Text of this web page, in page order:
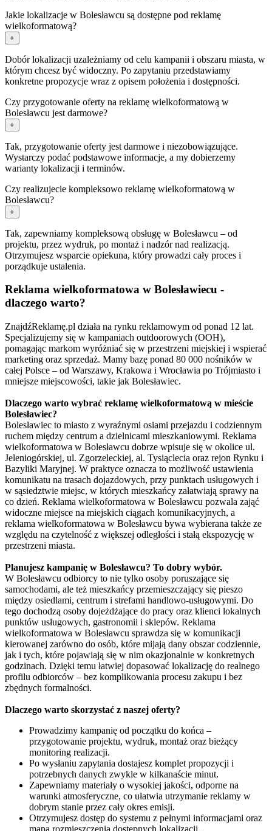
Jakie lokalizacje w Bolesławcu są dostępne pod reklamę
wielkoformatową?
+
Dobór lokalizacji uzależniamy od celu kampanii i obszaru miasta, w
którym chcesz być widoczny. Po zapytaniu przedstawiamy
konkretne propozycje wraz z opisem położenia i dostępności.
Czy przygotowanie oferty na reklamę wielkoformatową w
Bolesławcu jest darmowe?
+
Tak, przygotowanie oferty jest darmowe i niezobowiązujące.
Wystarczy podać podstawowe informacje, a my dobierzemy
warianty lokalizacji i terminów.
Czy realizujecie kompleksowo reklamę wielkoformatową w
Bolesławcu?
+
Tak, zapewniamy kompleksową obsługę w Bolesławcu – od
projektu, przez wydruk, po montaż i nadzór nad realizacją.
Otrzymujesz wsparcie opiekuna, który prowadzi cały proces i
porządkuje ustalenia.
Reklama wielkoformatowa w Bolesławiecu -
dlaczego warto?
ZnajdźReklamę.pl działa na rynku reklamowym od ponad 12 lat.
Specjalizujemy się w kampaniach outdoorowych (OOH),
pomagając markom wyróżniać się w przestrzeni miejskiej i wspierać
marketing oraz sprzedaż. Mamy bazę ponad 80 000 nośników w
całej Polsce – od Warszawy, Krakowa i Wrocławia po Trójmiasto i
mniejsze miejscowości, takie jak Bolesławiec.
Dlaczego warto wybrać reklamę wielkoformatową w mieście
Bolesławiec?
Bolesławiec to miasto z wyraźnymi osiami przejazdu i codziennym
ruchem między centrum a dzielnicami mieszkaniowymi. Reklama
wielkoformatowa w Bolesławcu dobrze wpisuje się w okolice ul.
Jeleniogórskiej, ul. Zgorzeleckiej, al. Tysiąclecia oraz rejon Rynku i
Bazyliki Maryjnej. W praktyce oznacza to możliwość ustawienia
komunikatu na trasach dojazdowych, przy punktach usługowych i
w sąsiedztwie miejsc, w których mieszkańcy załatwiają sprawy na
co dzień. Reklama wielkoformatowa w Bolesławcu pozwala zająć
widoczne miejsce na miejskich ciągach komunikacyjnych, a
reklama wielkoformatowa w Bolesławcu bywa wybierana także ze
względu na czytelność z większej odległości i stałą ekspozycję w
przestrzeni miasta.
Planujesz kampanię w Bolesławcu? To dobry wybór.
W Bolesławcu odbiorcy to nie tylko osoby poruszające się
samochodami, ale też mieszkańcy przemieszczający się pieszo
między osiedlami, centrum i strefami handlowo-usługowymi. Do
tego dochodzą osoby dojeżdżające do pracy oraz klienci lokalnych
punktów usługowych, gastronomii i sklepów. Reklama
wielkoformatowa w Bolesławcu sprawdza się w komunikacji
kierowanej zarówno do osób, które mijają dany obszar codziennie,
jak i tych, które pojawiają się w nim okazjonalnie w konkretnych
godzinach. Dzięki temu łatwiej dopasować lokalizację do realnego
profilu odbiorców – bez komplikowania procesu zakupu i bez
zbędnych formalności.
Dlaczego warto skorzystać z naszej oferty?
Prowadzimy kampanię od początku do końca –
przygotowanie projektu, wydruk, montaż oraz bieżący
monitoring realizacji.
Po wysłaniu zapytania dostajesz komplet propozycji i
potrzebnych danych zwykle w kilkanaście minut.
Zapewniamy materiały o wysokiej jakości, odporne na
warunki atmosferyczne, co ułatwia utrzymanie reklamy w
dobrym stanie przez cały okres emisji.
Otrzymujesz dostęp do systemu z pełnymi informacjami oraz